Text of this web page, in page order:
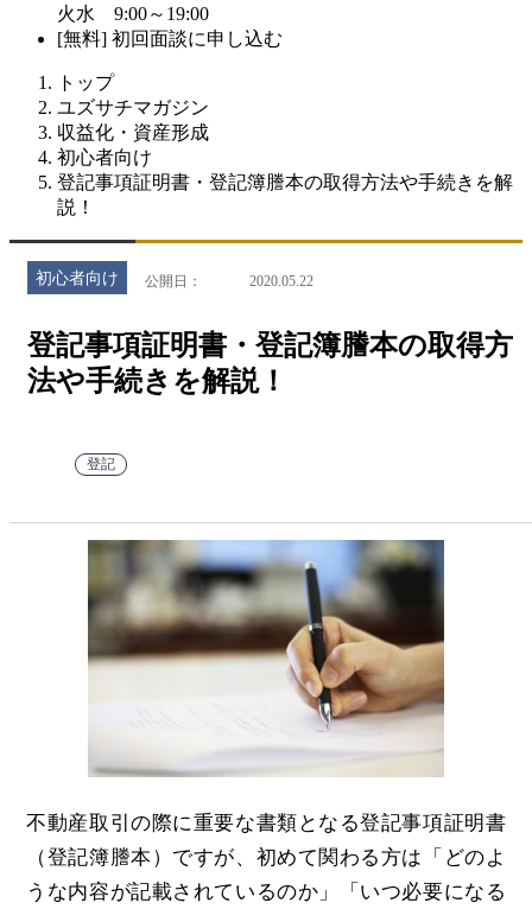
火水 9:00～19:00
[無料] 初回面談に申し込む
トップ
ユズサチマガジン
収益化・資産形成
初心者向け
登記事項証明書・登記簿謄本の取得方法や手続きを解
説！
初心者向け 公開日 2020.05.22
登記事項証明書・登記簿謄本の取得方
法や手続きを解説！
登記
不動産取引の際に重要な書類となる登記事項証明書
（登記簿謄本）ですが、初めて関わる方は「どのよ
うな内容が記載されているのか」「いつ必要になる